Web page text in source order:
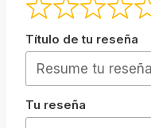
Título de tu reseña
Tu reseña